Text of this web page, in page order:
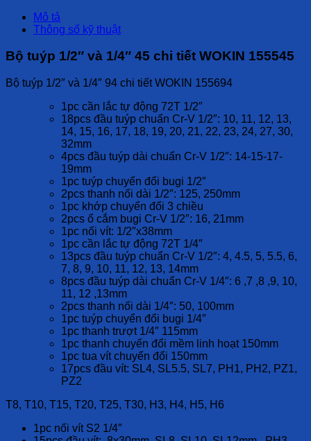
Mô tả
Thông số kỹ thuật
Bộ tuýp 1/2″ và 1/4″ 45 chi tiết WOKIN 155545
Bộ tuýp 1/2″ và 1/4″ 94 chi tiết WOKIN 155694
1pc cần lắc tự động 72T 1/2″
18pcs đầu tuýp chuẩn Cr-V 1/2″: 10, 11, 12, 13,
14, 15, 16, 17, 18, 19, 20, 21, 22, 23, 24, 27, 30,
32mm
4pcs đầu tuýp dài chuẩn Cr-V 1/2″: 14-15-17-
19mm
1pc tuýp chuyển đổi bugi 1/2″
2pcs thanh nối dài 1/2″: 125, 250mm
1pc khớp chuyển đổi 3 chiều
2pcs ổ cắm bugi Cr-V 1/2″: 16, 21mm
1pc nối vít: 1/2″x38mm
1pc cần lắc tự động 72T 1/4″
13pcs đầu tuýp chuẩn Cr-V 1/2″: 4, 4.5, 5, 5.5, 6,
7, 8, 9, 10, 11, 12, 13, 14mm
8pcs đầu tuýp dài chuẩn Cr-V 1/4″: 6 ,7 ,8 ,9, 10,
11, 12 ,13mm
2pcs thanh nối dài 1/4″: 50, 100mm
1pc tuýp chuyển đổi bugi 1/4″
1pc thanh trượt 1/4″ 115mm
1pc thanh chuyển đổi mềm linh hoạt 150mm
1pc tua vít chuyển đổi 150mm
17pcs đầu vít: SL4, SL5.5, SL7, PH1, PH2, PZ1,
PZ2
T8, T10, T15, T20, T25, T30, H3, H4, H5, H6
1pc nối vít S2 1/4″